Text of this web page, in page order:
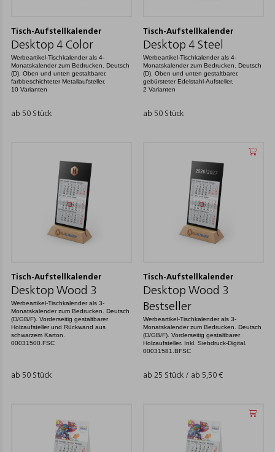
Tisch-Aufstellkalender
Desktop 4 Color
Werbeartikel-Tischkalender als 4-
Monatskalender zum Bedrucken. Deutsch
(D). Oben und unten gestaltbarer,
farbbeschichteter Metallaufsteller.
10 Varianten
ab 50 Stück
Tisch-Aufstellkalender
Desktop 4 Steel
Werbeartikel-Tischkalender als 4-
Monatskalender zum Bedrucken. Deutsch
(D). Oben und unten gestaltbarer,
gebürsteter Edelstahl-Aufsteller.
2 Varianten
ab 50 Stück
Tisch-Aufstellkalender
Desktop Wood 3
Werbeartikel-Tischkalender als 3-
Monatskalender zum Bedrucken. Deutsch
(D/GB/F). Vorderseitig gestaltbarer
Holzaufsteller und Rückwand aus
schwarzem Karton.
00031500.FSC
ab 50 Stück
Tisch-Aufstellkalender
Desktop Wood 3
Bestseller
Werbeartikel-Tischkalender als 3-
Monatskalender zum Bedrucken. Deutsch
(D/GB/F). Vorderseitig gestaltbarer
Holzaufsteller. Inkl. Siebdruck-Digital.
00031581.BFSC
ab 25 Stück / ab 5,50 €